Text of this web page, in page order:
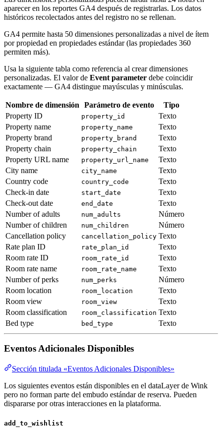
aparecer en los reportes GA4 después de registrarlas. Los datos
históricos recolectados antes del registro no se rellenan.
GA4 permite hasta 50 dimensiones personalizadas a nivel de ítem
por propiedad en propiedades estándar (las propiedades 360
permiten más).
Usa la siguiente tabla como referencia al crear dimensiones
personalizadas. El valor de Event parameter debe coincidir
exactamente — GA4 distingue mayúsculas y minúsculas.
Nombre de dimensión Parámetro de evento
Tipo
Property ID
property_id
Texto
Property name
property_name
Texto
Property brand
property_brand
Texto
Property chain
property_chain
Texto
Property URL name
property_url_name
Texto
City name
city_name
Texto
Country code
country_code
Texto
Check-in date
start_date
Texto
Check-out date
end_date
Texto
Number of adults
num_adults
Número
Number of children
num_children
Número
Cancellation policy
cancellation_policy Texto
Rate plan ID
rate_plan_id
Texto
Room rate ID
room_rate_id
Texto
Room rate name
room_rate_name
Texto
Number of perks
num_perks
Número
Room location
room_location
Texto
Room view
room_view
Texto
Room classification
room_classification Texto
Bed type
bed_type Texto
Eventos Adicionales Disponibles
Sección titulada «Eventos Adicionales Disponibles»
Los siguientes eventos están disponibles en el dataLayer de Wink
pero no forman parte del embudo estándar de reserva. Pueden
dispararse por otras interacciones en la plataforma.
add_to_wishlist